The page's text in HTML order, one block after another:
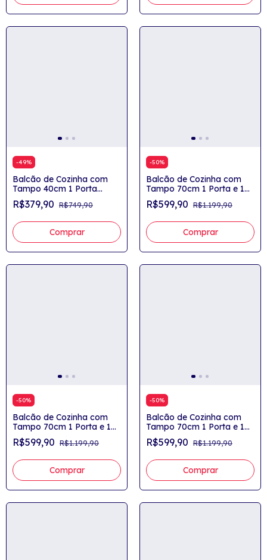
-49%
Balcão de Cozinha com
Tampo 40cm 1 Porta
Yasmin
R$379,90 R$749,90
Comprar
-50%
Balcão de Cozinha com
Tampo 70cm 1 Porta e 1
Gavetão Yasmin
R$599,90 R$1.199,90
Comprar
-50%
Balcão de Cozinha com
Tampo 70cm 1 Porta e 1
Gavetão Yasmin
R$599,90 R$1.199,90
Comprar
-50%
Balcão de Cozinha com
Tampo 70cm 1 Porta e 1
Gavetão Yasmin
R$599,90 R$1.199,90
Comprar